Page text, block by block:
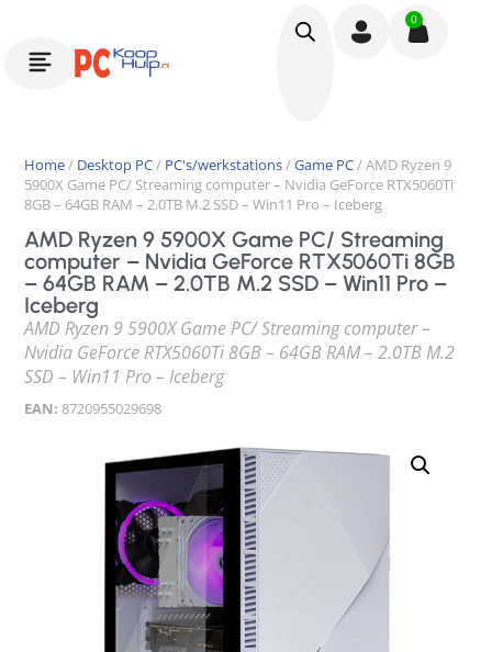
0
Home/ Desktop PC/ PC's/werkstations/Game PC/ AMD Ryzen 9
5900X Game PC/ Streaming computer – Nvidia GeForce RTX5060Ti
8GB – 64GB RAM – 2.0TB M.2 SSD – Win11 Pro – Iceberg
AMD Ryzen 9 5900X Game PC/ Streaming
computer – Nvidia GeForce RTX5060Ti 8GB
– 64GB RAM – 2.0TB M.2 SSD – Win11 Pro –
Iceberg
AMD Ryzen 9 5900X Game PC/ Streaming computer –
Nvidia GeForce RTX5060Ti 8GB – 64GB RAM – 2.0TB M.2
SSD – Win11 Pro – Iceberg
EAN: 8720955029698